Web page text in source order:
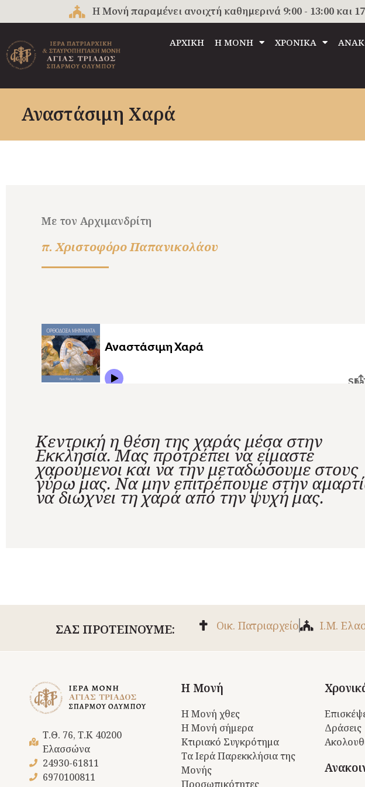
στο
Η Μονή παραμένει ανοιχτή καθημερινά 9:00 - 13:00 και
ΑΡΧΙΚΗ Η ΜΟΝΗ ΧΡΟΝΙΚΑ
Αναστάσιμη Χαρά
Με τον Αρχιμανδρίτη
π. Χριστοφόρο Παπανικολάου
Κεντρική η θέση της χαράς μέσα στην
Εκκλησία. Μας προτρέπει να είμαστε
χαρούμενοι και να την μεταδώσουμε στους
γύρω μας. Να μην επιτρέπουμε στην
να διώχνει τη χαρά από την ψυχή μας.
ΣΑΣ ΠΡΟΤΕΙΝΟΥΜΕ: Οικ. Πατριαρχείο Ι.Μ.
Τ.Θ. 76, Τ.Κ 40200
Ελασσώνα
24930-61811
6970100811
Η Μονή
Η Μονή χθες
Η Μονή σήμερα
Κτιριακό Συγκρότημα
Τα Ιερά Παρεκκλήσια της
Μονής
Προσωπικότητες
Δράσεις